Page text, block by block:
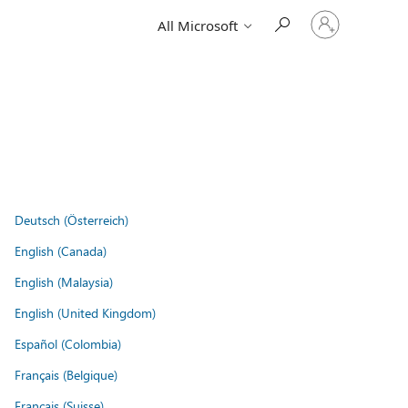
All Microsoft
Sign
in
Deutsch (Österreich)
English (Canada)
English (Malaysia)
English (United Kingdom)
Español (Colombia)
Français (Belgique)